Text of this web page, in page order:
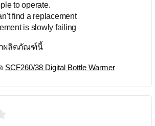
to operate.
find a replacement
is slowly failing
ผลิตภัณฑ์นี้
SCF260/38 Digital Bottle Warmer